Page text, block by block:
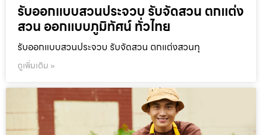
รับออกแบบสวนประจวบ รับจัดสวน ตกแต่ง
สวน ออกแบบภูมิทัศน์ ทั่วไทย
รับออกแบบสวนประจวบ รับจัดสวน ตกแต่งสวนทุ
ดูเพิ่มเติม »